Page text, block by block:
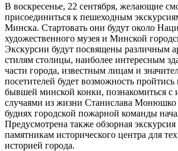
В воскресенье, 22 сентября, желающие
присоединиться к пешеходным
Минска. Стартовать они будут около
художественного музея и Минской
Экскурсии будут посвящены различным
стилям столицы, наиболее интересным
части города, известным лицам и
посетителей будет возможность
бывшей минской конки, познакомиться с
случаями из жизни Станислава Монюшко
буднях городской пожарной команды
Предусмотрена также обзорная
памятникам исторического центра для
историей города.